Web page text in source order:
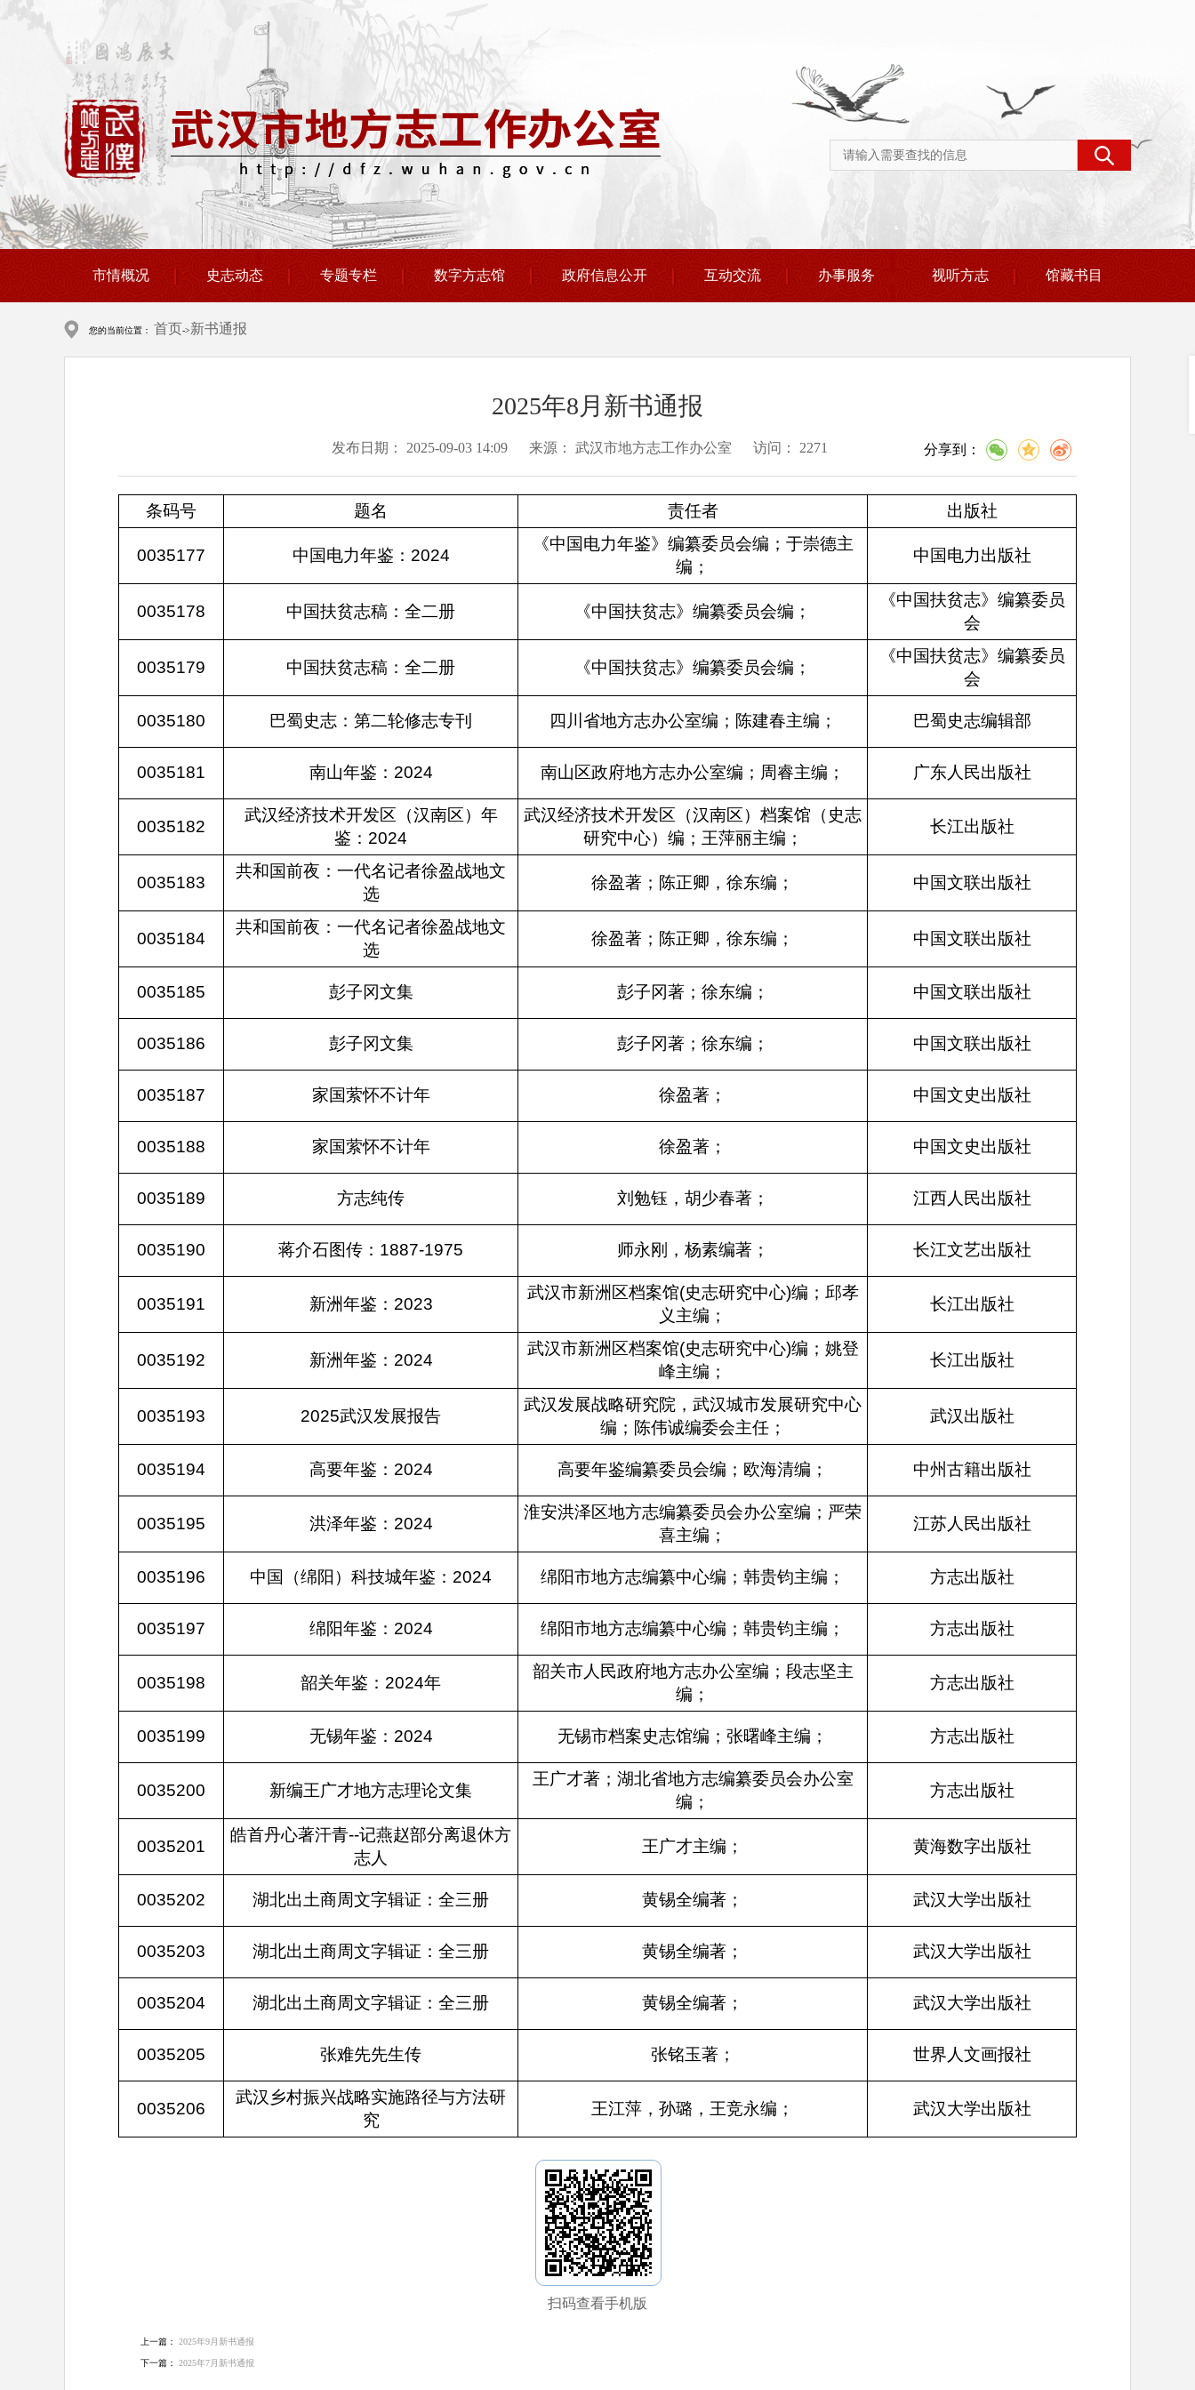
市情概况 史志动态 专题专栏 数字方志馆 政府信息公开 互动交流 办事服务 视听方志 馆藏书目
您的当前位置： 首页->新书通报
2025年8月新书通报
发布日期： 2025-09-03 14:09 来源： 武汉市地方志工作办公室 访问： 2271 分享到：
条码号 题名 责任者 出版社
0035177 中国电力年鉴：2024
《中国电力年鉴》编纂委员会编；于崇德主
编；
中国电力出版社
0035178 中国扶贫志稿：全二册 《中国扶贫志》编纂委员会编；
《中国扶贫志》编纂委员
会
0035179 中国扶贫志稿：全二册 《中国扶贫志》编纂委员会编；
《中国扶贫志》编纂委员
会
0035180 巴蜀史志：第二轮修志专刊 四川省地方志办公室编；陈建春主编； 巴蜀史志编辑部
0035181 南山年鉴：2024 南山区政府地方志办公室编；周睿主编； 广东人民出版社
0035182
武汉经济技术开发区（汉南区）年
鉴：2024
武汉经济技术开发区（汉南区）档案馆（史志
研究中心）编；王萍丽主编；
长江出版社
0035183
共和国前夜：一代名记者徐盈战地文
选
徐盈著；陈正卿，徐东编； 中国文联出版社
0035184
共和国前夜：一代名记者徐盈战地文
选
徐盈著；陈正卿，徐东编； 中国文联出版社
0035185 彭子冈文集 彭子冈著；徐东编； 中国文联出版社
0035186 彭子冈文集 彭子冈著；徐东编； 中国文联出版社
0035187 家国萦怀不计年 徐盈著； 中国文史出版社
0035188 家国萦怀不计年 徐盈著； 中国文史出版社
0035189 方志纯传 刘勉钰，胡少春著； 江西人民出版社
0035190 蒋介石图传：1887-1975 师永刚，杨素编著； 长江文艺出版社
0035191 新洲年鉴：2023
武汉市新洲区档案馆(史志研究中心)编；邱孝
义主编；
长江出版社
0035192 新洲年鉴：2024
武汉市新洲区档案馆(史志研究中心)编；姚登
峰主编；
长江出版社
0035193 2025武汉发展报告
武汉发展战略研究院，武汉城市发展研究中心
编；陈伟诚编委会主任；
武汉出版社
0035194 高要年鉴：2024 高要年鉴编纂委员会编；欧海清编； 中州古籍出版社
0035195 洪泽年鉴：2024
淮安洪泽区地方志编纂委员会办公室编；严荣
喜主编；
江苏人民出版社
0035196 中国（绵阳）科技城年鉴：2024 绵阳市地方志编纂中心编；韩贵钧主编； 方志出版社
0035197 绵阳年鉴：2024 绵阳市地方志编纂中心编；韩贵钧主编； 方志出版社
0035198 韶关年鉴：2024年
韶关市人民政府地方志办公室编；段志坚主
编；
方志出版社
0035199 无锡年鉴：2024 无锡市档案史志馆编；张曙峰主编； 方志出版社
0035200 新编王广才地方志理论文集
王广才著；湖北省地方志编纂委员会办公室
编；
方志出版社
0035201
皓首丹心著汗青--记燕赵部分离退休方
志人
王广才主编； 黄海数字出版社
0035202 湖北出土商周文字辑证：全三册 黄锡全编著； 武汉大学出版社
0035203 湖北出土商周文字辑证：全三册 黄锡全编著； 武汉大学出版社
0035204 湖北出土商周文字辑证：全三册 黄锡全编著； 武汉大学出版社
0035205 张难先先生传 张铭玉著； 世界人文画报社
0035206
武汉乡村振兴战略实施路径与方法研
究
王江萍，孙璐，王竞永编； 武汉大学出版社
扫码查看手机版
上一篇： 2025年9月新书通报
下一篇： 2025年7月新书通报